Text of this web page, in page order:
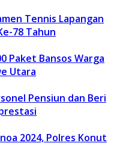
Tennis Lapangan
78 Tahun
Paket Bansos Warga
Utara
Pensiun dan Beri
2024, Polres Konut